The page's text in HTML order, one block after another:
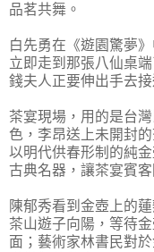
品茗共舞。
白先勇在《遊園驚夢
立即走到那張八仙桌
錢夫人正要伸出手去
茶宴現場，用的是台
色，李昂送上未開封
以明代供春形制的純
古典名器，讓茶宴賓
陳郁秀看到金壺上的
茶山遊子向陽，等待
面；藝術家林書民對